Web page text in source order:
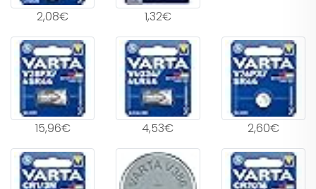
2,08€ 1,32€
15,96€ 4,53€ 2,60€